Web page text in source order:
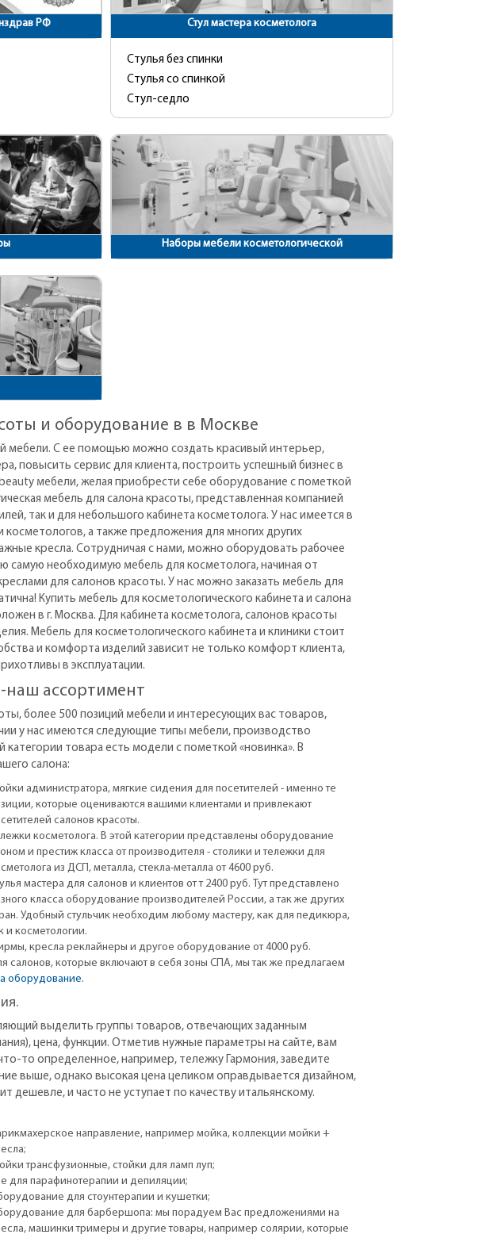
РФ Стул мастера косметолога
Стулья без спинки
Стулья со спинкой
Стул-седло
Наборы мебели косметологической
и оборудование в в Москве
мебели. С ее помощью можно создать красивый интерьер,
повысить сервис для клиента, построить успешный бизнес в
мебели, желая приобрести себе оборудование с пометкой
мебель для салона красоты, представленная компанией
так и для небольшого кабинета косметолога. У нас имеется в
а также предложения для многих других
кресла. Сотрудничая с нами, можно оборудовать рабочее
самую необходимую мебель для косметолога, начиная от
для салонов красоты. У нас можно заказать мебель для
Купить мебель для косметологического кабинета и салона
в г. Москва. Для кабинета косметолога, салонов красоты
Мебель для косметологического кабинета и клиники стоит
и комфорта изделий зависит не только комфорт клиента,
в эксплуатации.
наш ассортимент
более 500 позиций мебели и интересующих вас товаров,
у нас имеются следующие типы мебели, производство
товара есть модели с пометкой «новинка». В
салона:
администратора, мягкие сидения для посетителей - именно те
которые оцениваются вашими клиентами и привлекают
салонов красоты.
косметолога. В этой категории представлены оборудование
и престиж класса от производителя - столики и тележки для
из ДСП, металла, стекла-металла от 4600 руб.
мастера для салонов и клиентов от т 2400 руб. Тут представлено
класса оборудование производителей России, а так же других
Удобный стульчик необходим любому мастеру, как для педикюра,
и косметологии.
кресла реклайнеры и другое оборудование от 4000 руб.
салонов, которые включают в себя зоны СПА, мы так же предлагаем
оборудование.
выделить группы товаров, отвечающих заданным
цена, функции. Отметив нужные параметры на сайте, вам
то определенное, например, тележку Гармония, заведите
выше, однако высокая цена целиком оправдывается дизайном,
и часто не уступает по качеству итальянскому.
направление, например мойка, коллекции мойки +
трансфузионные, стойки для ламп луп;
для парафинотерапии и депиляции;
для стоунтерапии и кушетки;
для барбершопа: мы порадуем Вас предложениями на
машинки тримеры и другие товары, например солярии, которые